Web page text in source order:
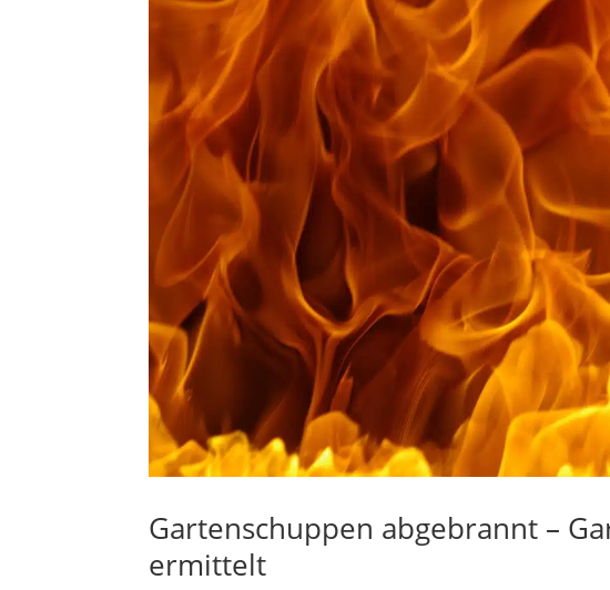
Gartenschuppen abgebrannt –
ermittelt